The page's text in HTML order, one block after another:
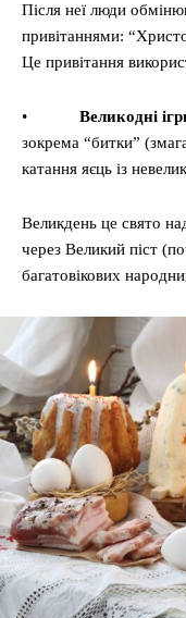
Після неї люди
привітаннями:
Це привітання
• Великодні
зокрема “битки”
катання яєць із
Великдень це свято
через Великий піст
багатовікових